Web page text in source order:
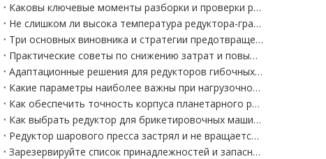
Каковы ключевые моменты разборки и проверки редуктора с мягкими зубьями ZL35?
Не слишком ли высока температура редуктора-гранулятора и недостаточна мощность?
Три основных виновника и стратегии предотвращения поломки главного вала и редуктора гранулятора
Практические советы по снижению затрат и повышению эффективности редукторов гибочных станков
Адаптационные решения для редукторов гибочных станков в различных отраслях промышленности для точного соответствия условиям труда.
Какие параметры наиболее важны при нагрузочном тестировании редуктора
Как обеспечить точность корпуса планетарного редуктора после сварки
Как выбрать редуктор для брикетировочных машин малого и среднего размера?
Редуктор шарового пресса застрял и не вращается? Причина неисправности + быстрое решение
Зарезервируйте список принадлежностей и запасных частей для редуктора машины для промывки песка, чтобы избежать сбоев, остановок и задержек в производстве песка.